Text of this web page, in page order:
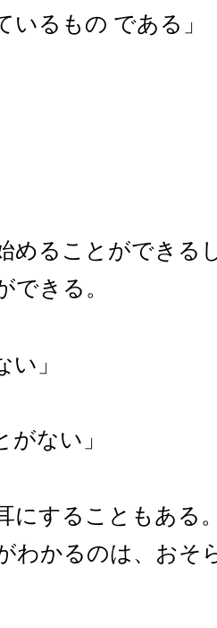
いるもの である」
めることができる
できる。
い」
がない」
にすることもある
わかるのは、おそ